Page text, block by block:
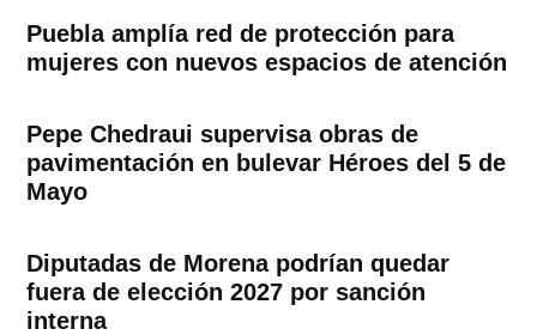
Puebla amplía red de protección para
mujeres con nuevos espacios de atención
Pepe Chedraui supervisa obras de
pavimentación en bulevar Héroes del 5 de
Mayo
Diputadas de Morena podrían quedar
fuera de elección 2027 por sanción
interna